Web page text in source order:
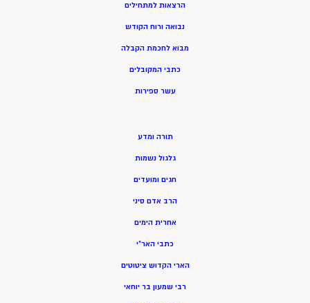
הרצאות למתחילים
נבואה ורוח הקודש
מבוא לחכמת הקבלה
כתבי המקובלים
עשר ספירות
תורה ומדע
גלגול נשמות
חגים ומועדים
הרב אדם סיני
אחרית הימים
כתבי האר”י
הארי הקדוש ציטוטים
רבי שמעון בר יוחאי